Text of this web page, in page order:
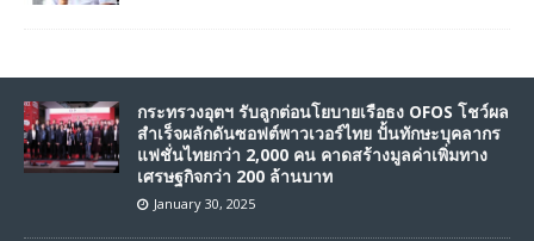
กระทรวงอุตฯ รับลูกต่อนโยบายเรือธง OFOS โชว์ผล
สำเร็จผลักดันซอฟต์พาวเวอร์ไทย ปั้นทักษะบุคลากร
แฟชั่นไทยกว่า 2,000 คน คาดสร้างมูลค่าเพิ่มทาง
เศรษฐกิจกว่า 200 ล้านบาท
January 30, 2025